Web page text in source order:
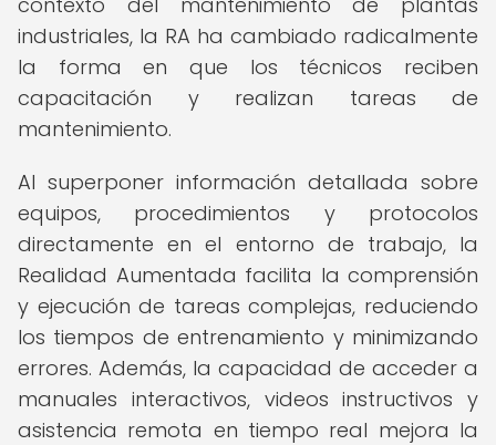
industriales, la RA ha cambiado radicalmente
la forma en que los técnicos reciben
capacitación y realizan tareas de
mantenimiento.
Al superponer información detallada sobre
equipos, procedimientos y protocolos
directamente en el entorno de trabajo, la
Realidad Aumentada facilita la comprensión
y ejecución de tareas complejas, reduciendo
los tiempos de entrenamiento y minimizando
errores. Además, la capacidad de acceder a
manuales interactivos, videos instructivos y
asistencia remota en tiempo real mejora la